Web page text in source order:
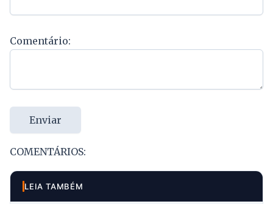
Comentário:
Enviar
COMENTÁRIOS:
LEIA TAMBÉM